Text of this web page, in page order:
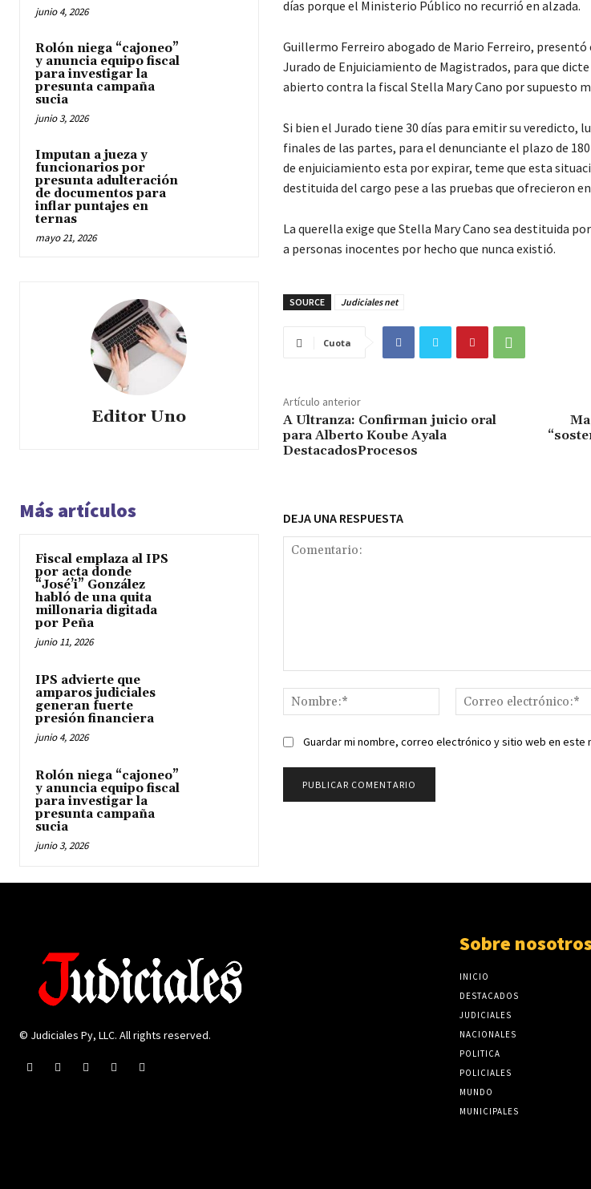
junio 4, 2026
Rolón niega “cajoneo”
y anuncia equipo fiscal
para investigar la
presunta campaña
sucia
junio 3, 2026
Imputan a jueza y
funcionarios por
presunta adulteración
de documentos para
inflar puntajes en
ternas
mayo 21, 2026
Editor Uno
días porque el Ministerio Público no recurrió en alzada.
Guillermo Ferreiro abogado de Mario Ferreiro,
Jurado de Enjuiciamiento de Magistrados, para que
abierto contra la fiscal Stella Mary Cano por supuesto
Si bien el Jurado tiene 30 días para emitir su veredicto,
finales de las partes, para el denunciante el plazo de
de enjuiciamiento esta por expirar, teme que esta
destituida del cargo pese a las pruebas que ofrecieron en
La querella exige que Stella Mary Cano sea destituida
a personas inocentes por hecho que nunca existió.
SOURCE Judiciales net
Cuota
Artículo anterior
A Ultranza: Confirman juicio oral
para Alberto Koube Ayala
DestacadosProcesos
Más artículos
Fiscal emplaza al IPS
por acta donde
“José’i” González
habló de una quita
millonaria digitada
por Peña
junio 11, 2026
IPS advierte que
amparos judiciales
generan fuerte
presión financiera
junio 4, 2026
Rolón niega “cajoneo”
y anuncia equipo fiscal
para investigar la
presunta campaña
sucia
junio 3, 2026
DEJA UNA RESPUESTA
Nombre:*
Guardar mi nombre, correo electrónico y sitio web en este
© Judiciales Py, LLC. All rights reserved.
Sobre
INICIO
DESTACADOS
JUDICIALES
NACIONALES
POLITICA
POLICIALES
MUNDO
MUNICIPALES